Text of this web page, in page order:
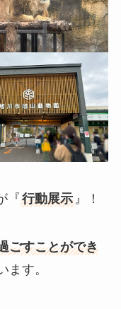
『行動展示』！
ごすことができ
ます。